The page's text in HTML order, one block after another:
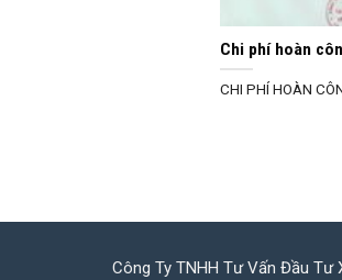
Chi phí hoàn
CHI PHÍ HOÀN
Công Ty TNHH Tư Vấn Đầu Tư